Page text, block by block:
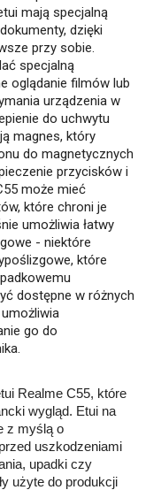
mają specjalną
dzięki
przy sobie.
specjalną
oglądanie filmów lub
urządzenia w
do uchwytu
magnes, który
do magnetycznych
przycisków i
może mieć
które chroni je
umożliwia łatwy
- niektóre
które
dostępne w różnych
go do
Realme C55, które
wygląd. Etui na
z myślą o
uszkodzeniami
upadki czy
użyte do produkcji